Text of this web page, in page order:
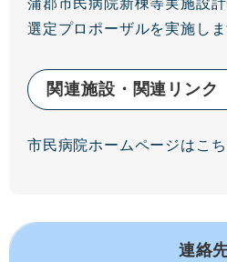
蒲郡市民病院新棟等実施設
選定プロポーザルを実施しま
関連施設・関連リンク
市民病院ホームページはこち
連絡